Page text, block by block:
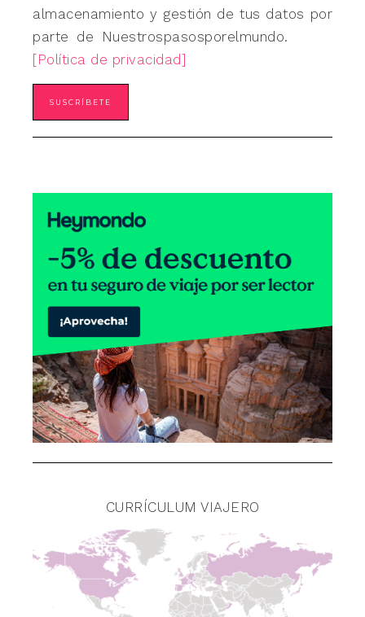
almacenamiento y gestión de tus datos por
parte de Nuestrospasosporelmundo.
[Política de privacidad]
CURRÍCULUM VIAJERO